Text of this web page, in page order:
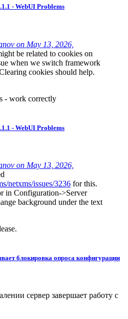
- WebUI Problems
on May 13, 2026,
be related to cookies on
when we switch framework
cookies should help.
- work correctly
- WebUI Problems
on May 13, 2026,
netxms/issues/3236 for this.
in Configuration->Server
background under the text
блокировка опроса конфигурации
сервер завершает работу с